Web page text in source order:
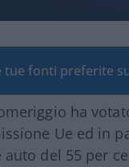
fonti preferite
ha
Ue ed in
del 55 per